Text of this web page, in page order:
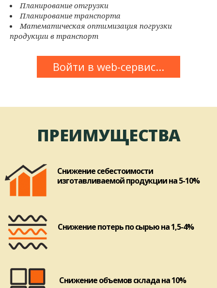
Планирование отгрузки
Планирование транспорта
Математическая оптимизация погрузки
продукции в транспорт
Войти в web-сервис...
ПРЕИМУЩЕСТВА
Снижение себестоимости
изготавливаемой продукции на 5-10%
Снижение потерь по сырью на 1,5-4%
Снижение объемов склада на 10%